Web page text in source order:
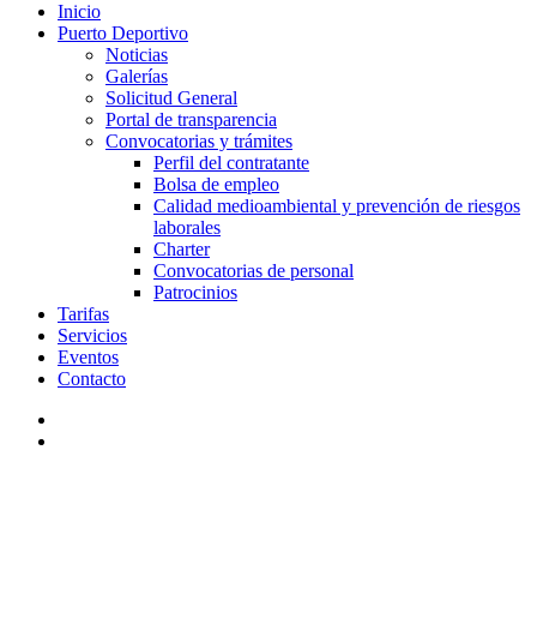
Inicio
Puerto Deportivo
Noticias
Galerías
Solicitud General
Portal de transparencia
Convocatorias y trámites
Perfil del contratante
Bolsa de empleo
Calidad medioambiental y prevención de riesgos
laborales
Charter
Convocatorias de personal
Patrocinios
Tarifas
Servicios
Eventos
Contacto